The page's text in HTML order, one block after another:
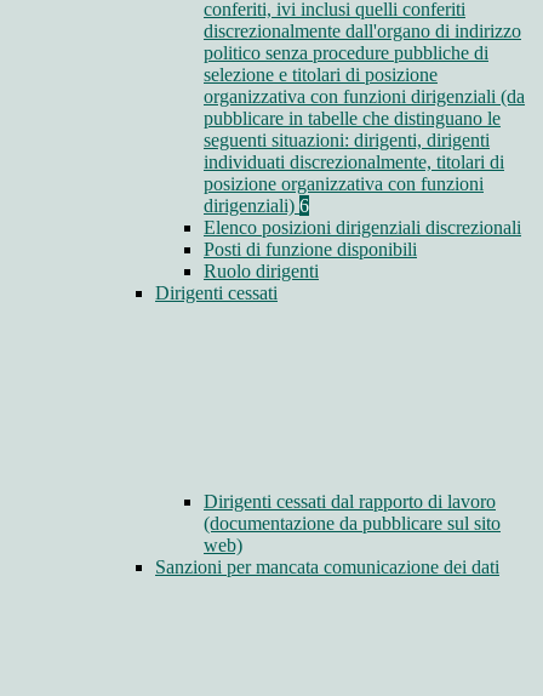
conferiti, ivi inclusi quelli conferiti
discrezionalmente dall'organo di indirizzo
politico senza procedure pubbliche di
selezione e titolari di posizione
organizzativa con funzioni dirigenziali (da
pubblicare in tabelle che distinguano le
seguenti situazioni: dirigenti, dirigenti
individuati discrezionalmente, titolari di
posizione organizzativa con funzioni
dirigenziali) 6
Elenco posizioni dirigenziali discrezionali
Posti di funzione disponibili
Ruolo dirigenti
Dirigenti cessati
Dirigenti cessati dal rapporto di lavoro
(documentazione da pubblicare sul sito
web)
Sanzioni per mancata comunicazione dei dati